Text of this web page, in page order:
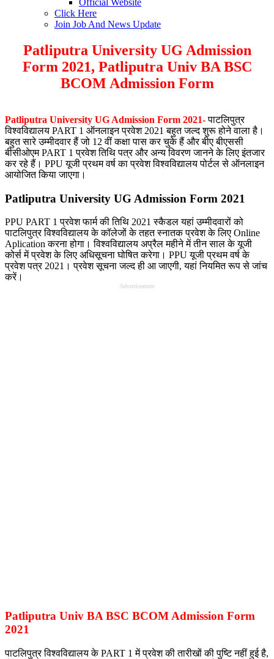
Click Here
Join Job And News Update
Patliputra University UG Admission
Form 2021, Patliputra Univ BA BSC
BCOM Admission Form
Patliputra University UG Admission Form 2021-पाटलिपुत्र
विश्वविद्यालय PART 1 ऑनलाइन प्रवेश 2021 बहुत जल्द शुरू होने वाला है।
बहुत सारे उम्मीदवार हैं जो 12 वीं कक्षा पास कर चुके हैं और बीए बीएससी
बीसीओएम PART 1 प्रवेश तिथि पत्र और अन्य विवरण जानने के लिए इंतजार
कर रहे हैं। PPU यूजी प्रथम वर्ष का प्रवेश विश्वविद्यालय पोर्टल से ऑनलाइन
आयोजित किया जाएगा।
Patliputra University UG Admission Form 2021
PPU PART 1 प्रवेश फार्म की तिथि 2021 स्कैडलयहां उम्मीदवारों को
पाटलिपुत्र विश्वविद्यालय के कॉलेजों के तहत स्नातक प्रवेश के लिए Online
Aplication करना होगा।विश्वविद्यालय अप्रैल महीने में तीन साल के यूजी
कोर्स में प्रवेश के लिए अधिसूचना घोषित करेगा। PPU यूजी प्रथम वर्ष के
प्रवेश पत्र 2021। प्रवेश सूचना जल्द ही आ जाएगी, यहां नियमित रूप से जांच
करें।
Advertisement
Patliputra Univ BA BSC BCOM Admission Form
2021
पाटलिपुत्र विश्वविद्यालय के PART 1 में प्रवेश की तारीखों की पुष्टि नहीं हुई है,